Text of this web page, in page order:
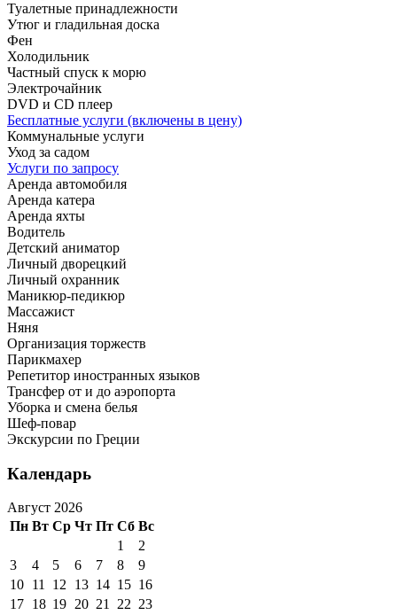
Туалетные принадлежности
Утюг и гладильная доска
Фен
Холодильник
Частный спуск к морю
Электрочайник
DVD и CD плеер
Бесплатные услуги (включены в цену)
Коммунальные услуги
Уход за садом
Услуги по запросу
Аренда автомобиля
Аренда катера
Аренда яхты
Водитель
Детский аниматор
Личный дворецкий
Личный охранник
Маникюр-педикюр
Массажист
Няня
Организация торжеств
Парикмахер
Репетитор иностранных языков
Трансфер от и до аэропорта
Уборка и смена белья
Шеф-повар
Экскурсии по Греции
Календарь
Август 2026
Пн Вт Ср Чт Пт Сб Вс
1
2
3
4 5 6 7 8
9
10 11 12 13 14 15 16
17 18 19 20 21 22 23